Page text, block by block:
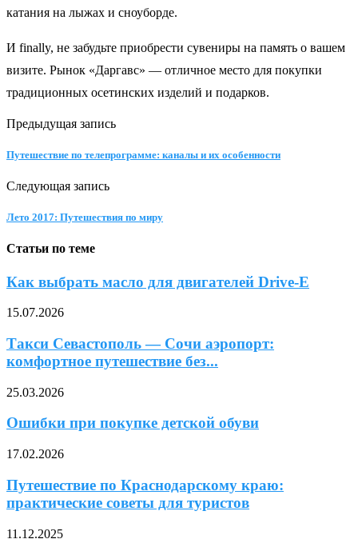
катания на лыжах и сноуборде.
И finally, не забудьте приобрести сувениры на память о вашем
визите. Рынок «Даргавс» — отличное место для покупки
традиционных осетинских изделий и подарков.
Предыдущая запись
Путешествие по телепрограмме: каналы и их особенности
Следующая запись
Лето 2017: Путешествия по миру
Статьи по теме
Как выбрать масло для двигателей Drive-E
15.07.2026
Такси Севастополь — Сочи аэропорт:
комфортное путешествие без...
25.03.2026
Ошибки при покупке детской обуви
17.02.2026
Путешествие по Краснодарскому краю:
практические советы для туристов
11.12.2025